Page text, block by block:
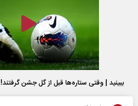
ببینید | وقتی ستاره‌ها قبل از گل جشن گرفتند!